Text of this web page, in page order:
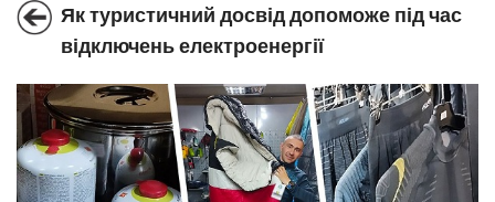
Як туристичний досвід допоможе під час
відключень електроенергії